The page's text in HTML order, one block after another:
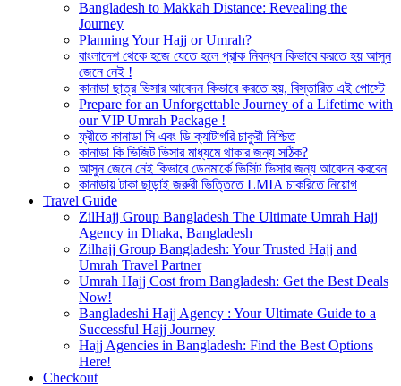
Bangladesh to Makkah Distance: Revealing the
Journey
Planning Your Hajj or Umrah?
বাংলাদেশ থেকে হজে যেতে হলে প্রাক নিবন্ধন কিভাবে করতে হয় আসুন
জেনে নেই !
কানাডা ছাত্র ভিসার আবেদন কিভাবে করতে হয়, বিস্তারিত এই পোস্টে
Prepare for an Unforgettable Journey of a Lifetime with
our VIP Umrah Package !
ফ্রীতে কানাডা সি এবং ডি ক্যাটাগরি চাকুরী নিশ্চিত
কানাডা কি ভিজিট ভিসার মাধ্যমে থাকার জন্য সঠিক?
আসুন জেনে নেই কিভাবে ডেনমার্কে ভিসিট ভিসার জন্য আবেদন করবেন
কানাডায় টাকা ছাড়াই জরুরী ভিত্তিতে LMIA চাকরিতে নিয়োগ
Travel Guide
ZilHajj Group Bangladesh The Ultimate Umrah Hajj
Agency in Dhaka, Bangladesh
Zilhajj Group Bangladesh: Your Trusted Hajj and
Umrah Travel Partner
Umrah Hajj Cost from Bangladesh: Get the Best Deals
Now!
Bangladeshi Hajj Agency : Your Ultimate Guide to a
Successful Hajj Journey
Hajj Agencies in Bangladesh: Find the Best Options
Here!
Checkout